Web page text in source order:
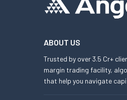
ABOUT US
Trusted by over 3.5 Cr+
margin trading facility,
that help you navigate